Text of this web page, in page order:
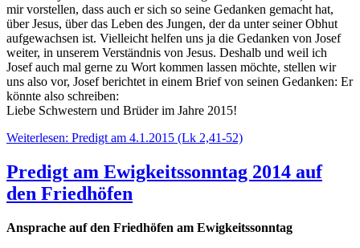
mir vorstellen, dass auch er sich so seine Gedanken gemacht hat,
über Jesus, über das Leben des Jungen, der da unter seiner Obhut
aufgewachsen ist. Vielleicht helfen uns ja die Gedanken von Josef
weiter, in unserem Verständnis von Jesus. Deshalb und weil ich
Josef auch mal gerne zu Wort kommen lassen möchte, stellen wir
uns also vor, Josef berichtet in einem Brief von seinen Gedanken: Er
könnte also schreiben:
Liebe Schwestern und Brüder im Jahre 2015!
Weiterlesen: Predigt am 4.1.2015 (Lk 2,41-52)
Predigt am Ewigkeitssonntag 2014 auf
den Friedhöfen
Ansprache auf den Friedhöfen am Ewigkeitssonntag